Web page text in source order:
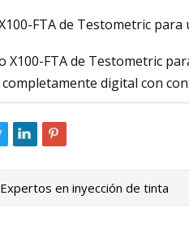
FTA de Testometric
X100-FTA de Testometric
digital con
Expertos en inyección de tinta